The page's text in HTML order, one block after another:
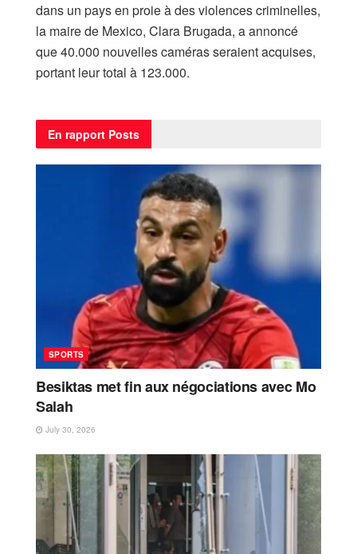
dans un pays en proie à des violences criminelles,
la maire de Mexico, Clara Brugada, a annoncé
que 40.000 nouvelles caméras seraient acquises,
portant leur total à 123.000.
En rapport Posts
SPORTS
Besiktas met fin aux négociations avec Mo
Salah
July 30, 2026